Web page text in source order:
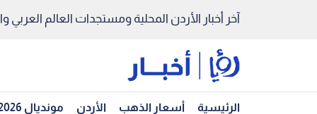
آخر أخبار الأردن المحلية ومستجدات العالم العربي
الرئيسية أسعار الذهب الأردن مونديال 2026